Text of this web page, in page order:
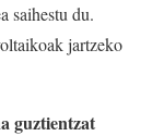
saihestu du.
jartzeko
guztientzat